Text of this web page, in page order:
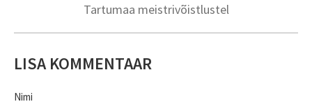
Tartumaa meistrivõistlustel
LISA KOMMENTAAR
Nimi